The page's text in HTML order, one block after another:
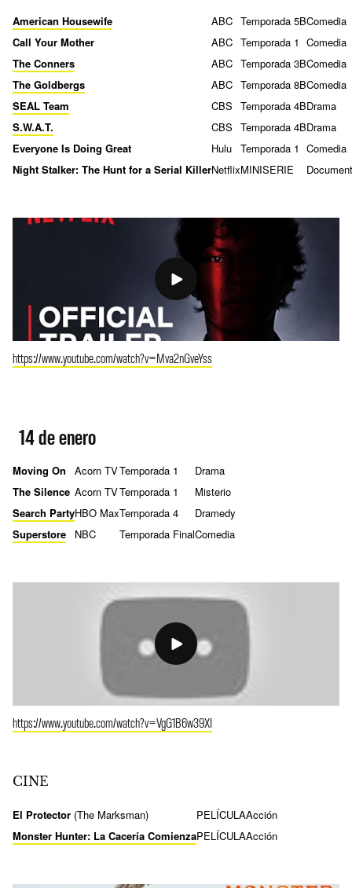
American Housewife ABC Temporada 5BComedia
Call Your Mother
ABC Temporada 1 Comedia
The Conners
ABC Temporada 3BComedia
The Goldbergs
ABC Temporada 8BComedia
SEAL Team
CBS Temporada 4BDrama
S.W.A.T.
CBS Temporada 4BDrama
Everyone Is Doing Great
Hulu Temporada 1 Comedia
Night Stalker: The Hunt for a Serial KillerNetflixMINISERIE
https://www.youtube.com/watch?v=Mva2nGveYss
14 de enero
Moving On Acorn TVTemporada 1
Drama
The Silence Acorn TVTemporada 1
Misterio
Search PartyHBO MaxTemporada 4
Dramedy
Superstore
NBC Temporada FinalComedia
https://www.youtube.com/watch?v=VgG1B6w39XI
CINE
El Protector (The Marksman) PELÍCULAAcción
Monster Hunter: La Cacería ComienzaPELÍCULAAcción